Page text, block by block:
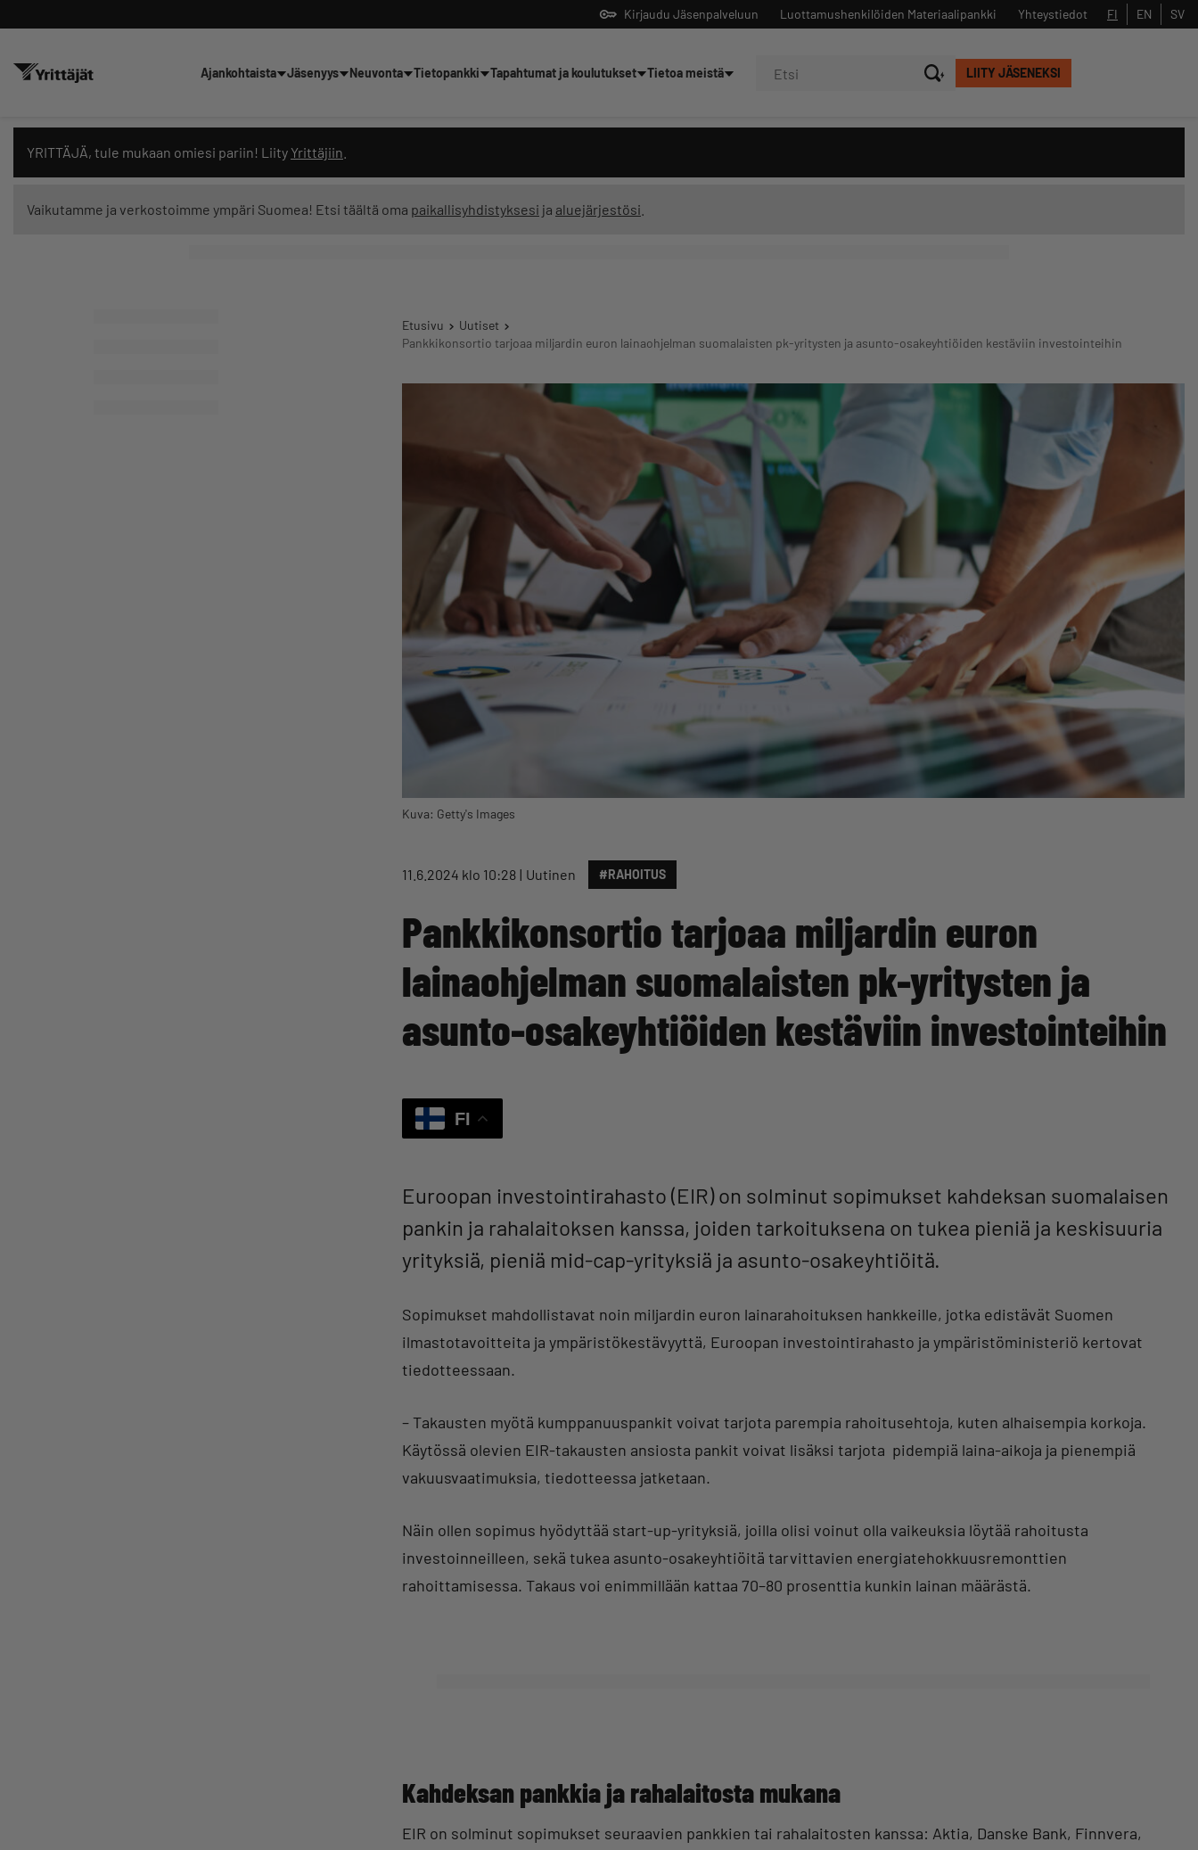
Kirjaudu Jäsenpalveluun Yhteystiedot
Luottamushenkilöiden Materiaalipankki FI EN SV
LIITY JÄSENEKSI
Ajankohtaista Jäsenyys Neuvonta Tietopankki Tapahtumat ja koulutukset Tietoa meistä
YRITTÄJÄ, tule mukaan omiesi pariin! Liity Yrittäjiin
Vaikutamme ja verkostoimme ympäri Suomea! Etsi täältä oma paikallisyhdistyksesi ja aluejärjestösi
Etusivu
Uutiset
Pankkikonsortio tarjoaa miljardin euron lainaohjelman suomalaisten pk-yritysten ja asunto-osakeyhtiöiden kestäviin investointeihin
Kuva: Getty's Images
11.6.2024 klo 10:28 Uutinen #RAHOITUS
Pankkikonsortio tarjoaa miljardin euron
lainaohjelman suomalaisten pk-yritysten ja
asunto-osakeyhtiöiden kestäviin investointeihin
FI
Euroopan investointirahasto (EIR) on solminut sopimukset kahdeksan suomalaisen
pankin ja rahalaitoksen kanssa, joiden tarkoituksena on tukea pieniä ja keskisuuria
yrityksiä, pieniä mid-cap-yrityksiä ja asunto-osakeyhtiöitä.
Sopimukset mahdollistavat noin miljardin euron lainarahoituksen hankkeille, jotka edistävät Suomen
ilmastotavoitteita ja ympäristökestävyyttä, Euroopan investointirahasto ja ympäristöministeriö kertovat
tiedotteessaan.
– Takausten myötä kumppanuuspankit voivat tarjota parempia rahoitusehtoja, kuten alhaisempia korkoja.
Käytössä olevien EIR-takausten ansiosta pankit voivat lisäksi tarjota pidempiä laina-aikoja ja pienempiä
vakuusvaatimuksia, tiedotteessa jatketaan.
Näin ollen sopimus hyödyttää start-up-yrityksiä, joilla olisi voinut olla vaikeuksia löytää rahoitusta
investoinneilleen, sekä tukea asunto-osakeyhtiöitä tarvittavien energiatehokkuusremonttien
rahoittamisessa. Takaus voi enimmillään kattaa 70–80 prosenttia kunkin lainan määrästä.
Kahdeksan pankkia ja rahalaitosta mukana
EIR on solminut sopimukset seuraavien pankkien tai rahalaitosten kanssa: Aktia, Danske Bank, Finnvera,
Sulje
Hae sivustolta tai kysy suoraan Yrittäjien tekoälyltä